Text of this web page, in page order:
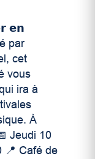
𝗲𝗻
par
cet
vous
ira à
À
Jeudi 10
📍 Café de